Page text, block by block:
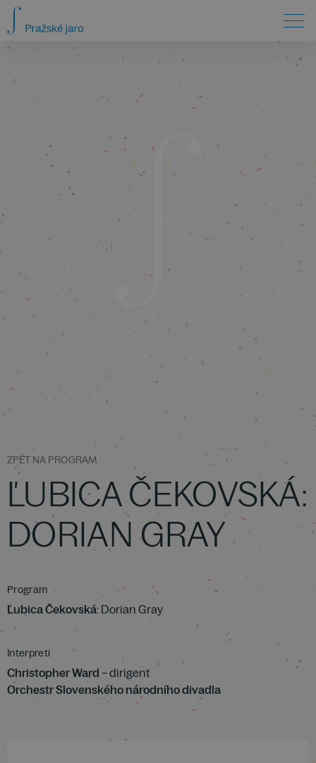
ZPĚT NA PROGRAM
ĽUBICA ČEKOVSKÁ:
DORIAN GRAY
Program
Ľubica Čekovská: Dorian Gray
Interpreti
Christopher Ward – dirigent
Orchestr Slovenského národního divadla